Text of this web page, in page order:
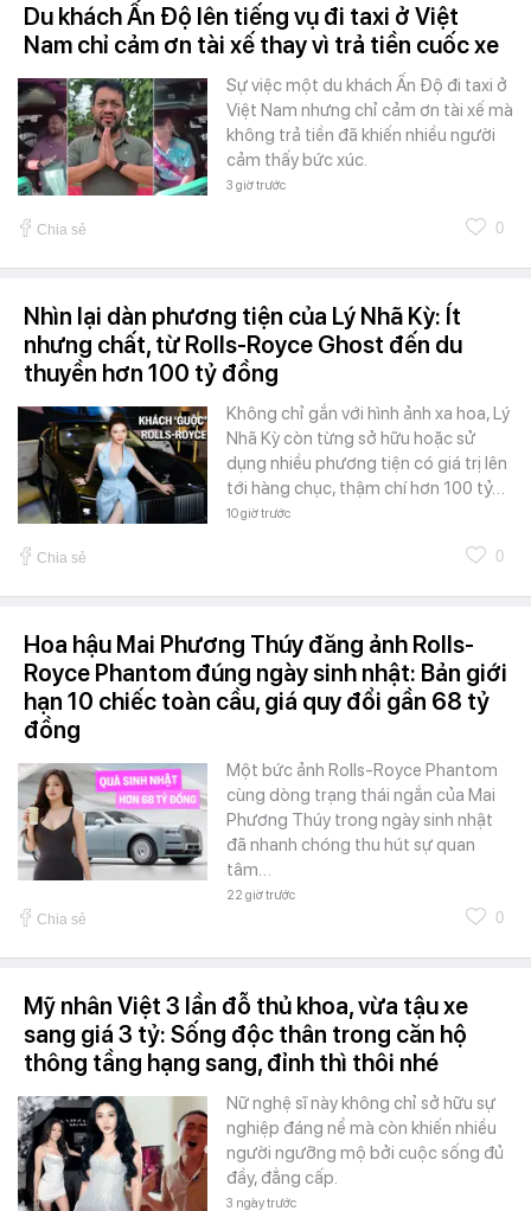
Du khách Ấn Độ lên tiếng vụ đi taxi ở Việt
Nam chỉ cảm ơn tài xế thay vì trả tiền cuốc xe
Sự việc một du khách Ấn Độ đi taxi ở
Việt Nam nhưng chỉ cảm ơn tài xế mà
không trả tiền đã khiến nhiều người
cảm thấy bức xúc.
3 giờ trước
Chia sẻ 0
Nhìn lại dàn phương tiện của Lý Nhã Kỳ: Ít
nhưng chất, từ Rolls-Royce Ghost đến du
thuyền hơn 100 tỷ đồng
Không chỉ gắn với hình ảnh xa hoa, Lý
Nhã Kỳ còn từng sở hữu hoặc sử
dụng nhiều phương tiện có giá trị lên
tới hàng chục, thậm chí hơn 100 tỷ…
10 giờ trước
Chia sẻ 0
Hoa hậu Mai Phương Thúy đăng ảnh Rolls-
Royce Phantom đúng ngày sinh nhật: Bản giới
hạn 10 chiếc toàn cầu, giá quy đổi gần 68 tỷ
đồng
Một bức ảnh Rolls-Royce Phantom
cùng dòng trạng thái ngắn của Mai
Phương Thúy trong ngày sinh nhật
đã nhanh chóng thu hút sự quan
tâm…
22 giờ trước
Chia sẻ 0
Mỹ nhân Việt 3 lần đỗ thủ khoa, vừa tậu xe
sang giá 3 tỷ: Sống độc thân trong căn hộ
thông tầng hạng sang, đỉnh thì thôi nhé
Nữ nghệ sĩ này không chỉ sở hữu sự
nghiệp đáng nể mà còn khiến nhiều
người ngưỡng mộ bởi cuộc sống đủ
đầy, đẳng cấp.
3 ngày trước